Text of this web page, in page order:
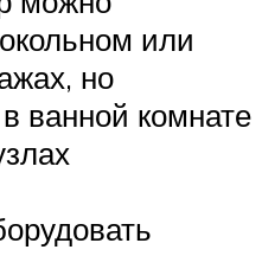
или
но
ванной комнате